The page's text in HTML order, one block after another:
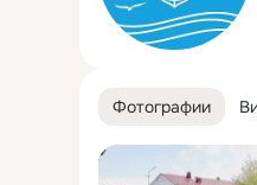
Фотографии